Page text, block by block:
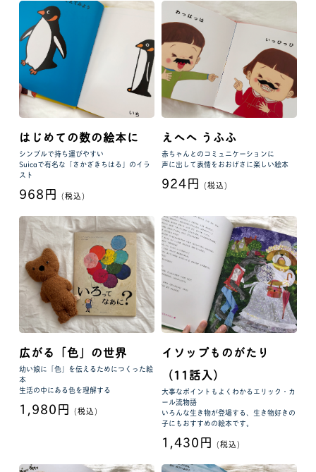
はじめての数の絵本に
シンプルで持ち運びやすい
Suicaで有名な「さかざきちはる」のイラ
スト
968円 (税込)
えへへ うふふ
赤ちゃんとのコミュニケーションに
声に出して表情をおおげさに楽しい絵本
924円 (税込)
広がる「色」の世界
幼い娘に「色」を伝えるためにつくった絵
本
生活の中にある色を理解する
1,980円 (税込)
イソップものがたり
（11話入）
大事なポイントもよくわかるエリック・カ
ール流物語
いろんな生き物が登場する、生き物好きの
子にもおすすめの絵本です。
1,430円 (税込)